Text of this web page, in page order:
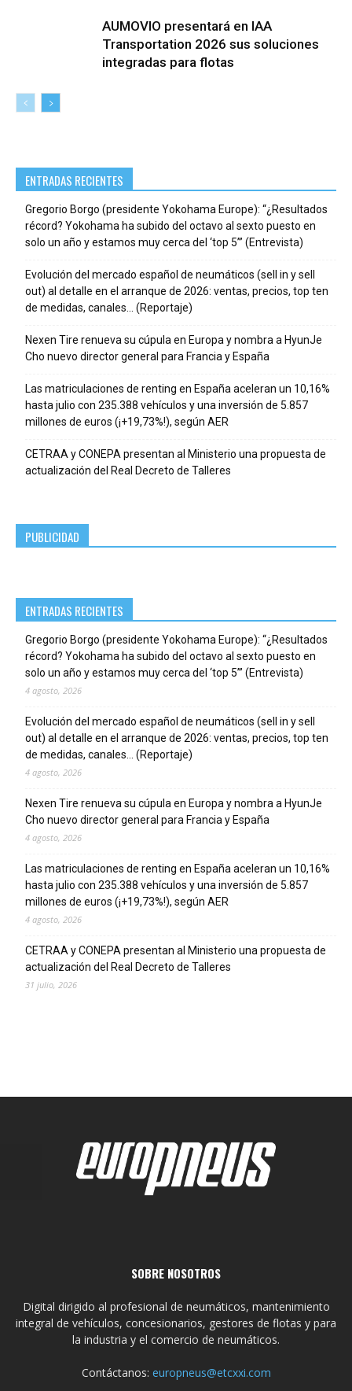
AUMOVIO presentará en IAA
Transportation 2026 sus soluciones
integradas para flotas
ENTRADAS RECIENTES
Gregorio Borgo (presidente Yokohama Europe): “¿Resultados
récord? Yokohama ha subido del octavo al sexto puesto en
solo un año y estamos muy cerca del ‘top 5’” (Entrevista)
Evolución del mercado español de neumáticos (sell in y sell
out) al detalle en el arranque de 2026: ventas, precios, top ten
de medidas, canales… (Reportaje)
Nexen Tire renueva su cúpula en Europa y nombra a HyunJe
Cho nuevo director general para Francia y España
Las matriculaciones de renting en España aceleran un 10,16%
hasta julio con 235.388 vehículos y una inversión de 5.857
millones de euros (¡+19,73%!), según AER
CETRAA y CONEPA presentan al Ministerio una propuesta de
actualización del Real Decreto de Talleres
PUBLICIDAD
ENTRADAS RECIENTES
Gregorio Borgo (presidente Yokohama Europe): “¿Resultados
récord? Yokohama ha subido del octavo al sexto puesto en
solo un año y estamos muy cerca del ‘top 5’” (Entrevista)
4 agosto, 2026
Evolución del mercado español de neumáticos (sell in y sell
out) al detalle en el arranque de 2026: ventas, precios, top ten
de medidas, canales… (Reportaje)
4 agosto, 2026
Nexen Tire renueva su cúpula en Europa y nombra a HyunJe
Cho nuevo director general para Francia y España
4 agosto, 2026
Las matriculaciones de renting en España aceleran un 10,16%
hasta julio con 235.388 vehículos y una inversión de 5.857
millones de euros (¡+19,73%!), según AER
4 agosto, 2026
CETRAA y CONEPA presentan al Ministerio una propuesta de
actualización del Real Decreto de Talleres
31 julio, 2026
SOBRE NOSOTROS
Digital dirigido al profesional de neumáticos, mantenimiento
integral de vehículos, concesionarios, gestores de flotas y para
la industria y el comercio de neumáticos.
Contáctanos: europneus@etcxxi.com